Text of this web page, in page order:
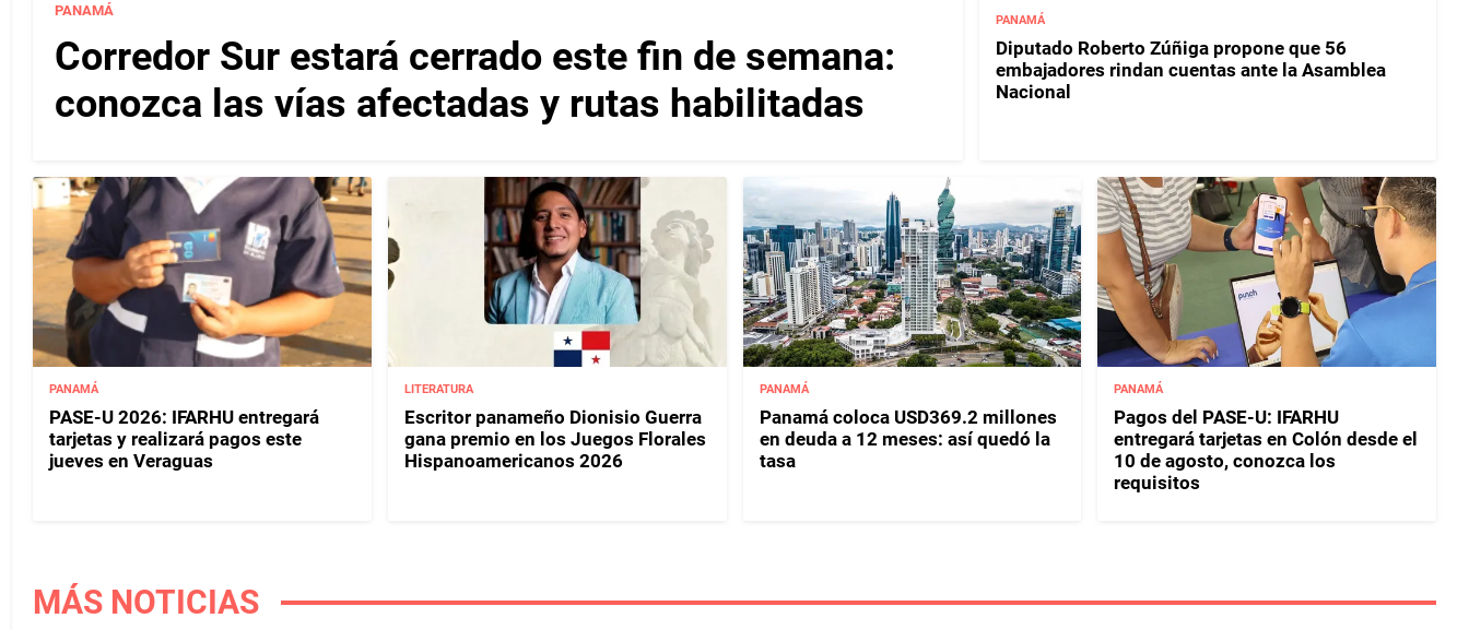
PANAMÁ
Corredor Sur estará cerrado este fin de semana:
conozca las vías afectadas y rutas habilitadas
PANAMÁ
Diputado Roberto Zúñiga propone que 56
embajadores rindan cuentas ante la Asamblea
Nacional
PANAMÁ
PASE-U 2026: IFARHU entregará
tarjetas y realizará pagos este
jueves en Veraguas
LITERATURA
Escritor panameño Dionisio Guerra
gana premio en los Juegos Florales
Hispanoamericanos 2026
PANAMÁ
Panamá coloca USD369.2 millones
en deuda a 12 meses: así quedó la
tasa
PANAMÁ
Pagos del PASE-U: IFARHU
entregará tarjetas en Colón desde el
10 de agosto, conozca los
requisitos
MÁS NOTICIAS